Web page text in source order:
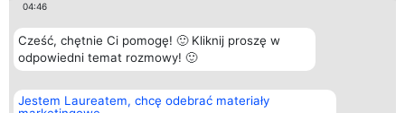
04:46
Cześć, chętnie Ci pomogę! 🙂 Kliknij proszę w
odpowiedni temat rozmowy! 🙂
Jestem Laureatem, chcę odebrać materiały
Organizator plebiscytu
Bright Side Solutions sp. z o.
Plebiscyt
Laureaci
Kontakt
Kontakt